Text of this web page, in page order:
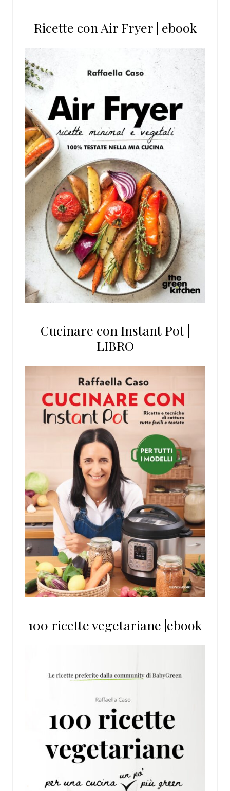
Ricette con Air Fryer | ebook
Cucinare con Instant Pot |
LIBRO
100 ricette vegetariane |ebook